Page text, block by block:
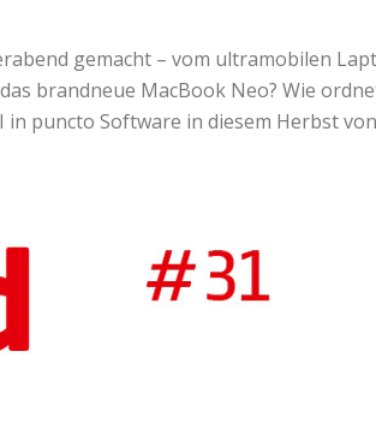
gemacht – vom ultramobilen
brandneue MacBook Neo? Wie
in puncto Software in diesem Herbst